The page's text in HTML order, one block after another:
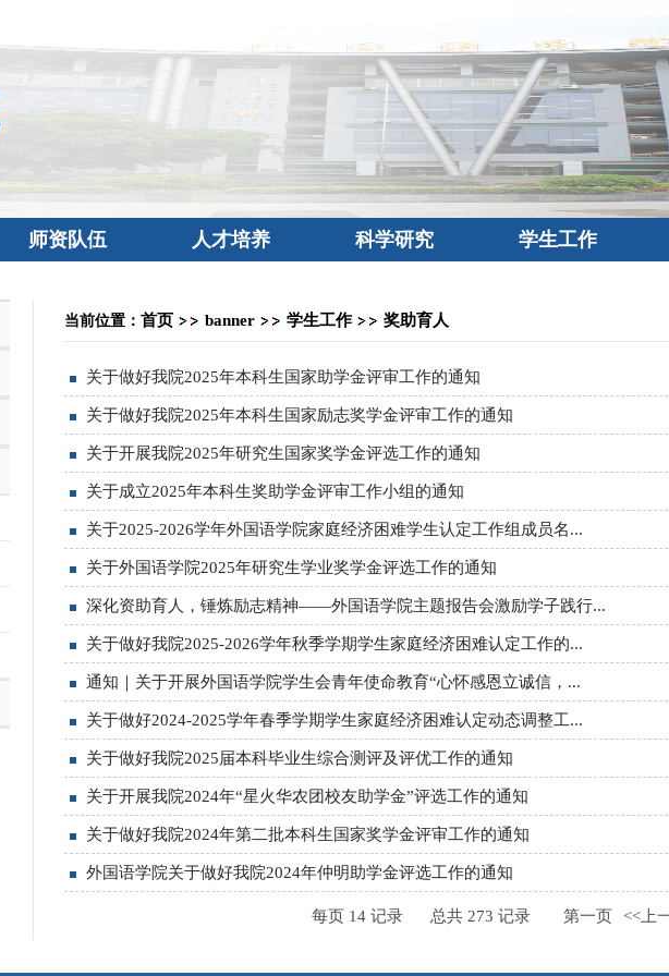
师资队伍 人才培养 科学研究 学生工作
当前位置： 首页 banner 学生工作 奖助育人
关于做好我院2025年本科生国家助学金评审工作的通知
关于做好我院2025年本科生国家励志奖学金评审工作的通知
关于开展我院2025年研究生国家奖学金评选工作的通知
关于成立2025年本科生奖助学金评审工作小组的通知
关于2025-2026学年外国语学院家庭经济困难学生认定工作组成员名...
关于外国语学院2025年研究生学业奖学金评选工作的通知
深化资助育人，锤炼励志精神——外国语学院主题报告会激励学子践行...
关于做好我院2025-2026学年秋季学期学生家庭经济困难认定工作的...
通知｜关于开展外国语学院学生会青年使命教育“心怀感恩立诚信，...
关于做好2024-2025学年春季学期学生家庭经济困难认定动态调整工...
关于做好我院2025届本科毕业生综合测评及评优工作的通知
关于开展我院2024年“星火华农团校友助学金”评选工作的通知
关于做好我院2024年第二批本科生国家奖学金评审工作的通知
外国语学院关于做好我院2024年仲明助学金评选工作的通知
每页 14 记录 总共 273 记录 第一页 <<上